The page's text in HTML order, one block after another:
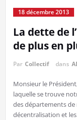
18 décembre 2013
La dette de
de plus en
Par Collectif dans
Monsieur le
laquelle se trouve
des départements de
décentralisation et